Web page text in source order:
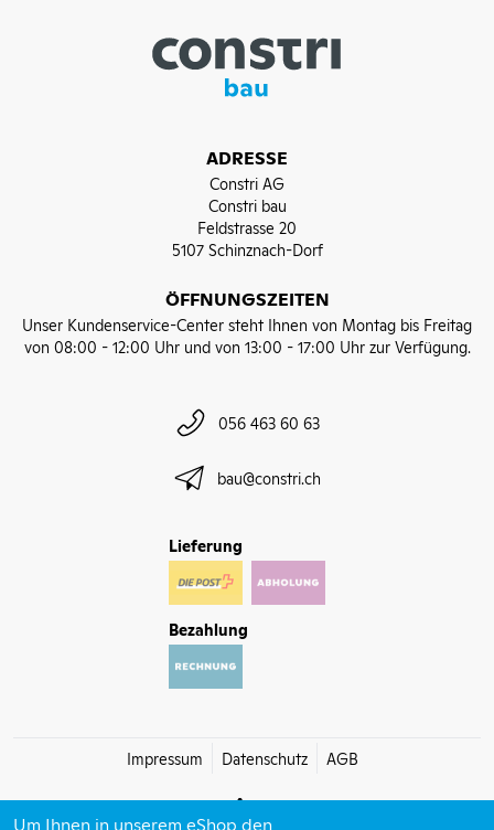
ADRESSE
Constri AG
Constri bau
Feldstrasse 20
5107 Schinznach-Dorf
ÖFFNUNGSZEITEN
Unser Kundenservice-Center steht Ihnen von Montag bis Freitag
von 08:00 - 12:00 Uhr und von 13:00 - 17:00 Uhr zur Verfügung.
056 463 60 63
bau@constri.ch
Lieferung
Bezahlung
Impressum Datenschutz AGB
Um Ihnen in unserem eShop den